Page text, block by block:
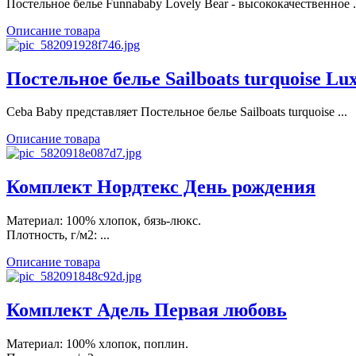
Постельное белье Funnababy Lovely Bear - высококачественное
Описание товара
Постельное белье Sailboats turquoise
Ceba Baby представляет Постельное белье Sailboats turquoise ...
Описание товара
Комплект Нордтекс День рождения
Материал: 100% хлопок, бязь-люкс.
Плотность, г/м2: ...
Описание товара
Комплект Адель Первая любовь
Материал: 100% хлопок, поплин.